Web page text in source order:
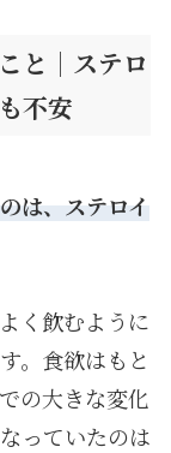
と｜ステロ
不安
は、ステロイ
く飲むように
。食欲はもと
の大きな変化
っていたのは